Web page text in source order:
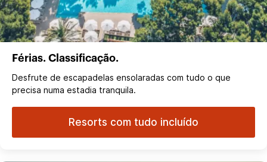
Férias. Classificação.
Desfrute de escapadelas ensolaradas com tudo o que
precisa numa estadia tranquila.
Resorts com tudo incluído